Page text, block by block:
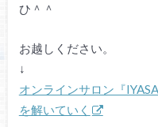
ひ＾＾
お越しください。
↓
オンラインサロン『
を解いていく